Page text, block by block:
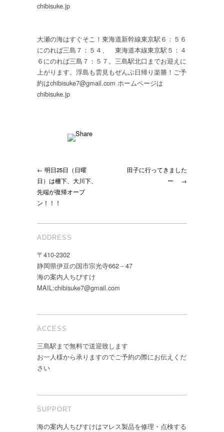
chibisuke.jp
大瀬の海はすぐそこ！東海道新幹線東京駅６：５６
にのれば三島７：５４、 東海道本線東京駅５：４
６にのれば三島７：５７。三島駅北口までお迎えに
上がります。浮島も雲見もぜんぶ日帰り楽勝！ご予
約はchibisuke7@gmail.com ホームページは
chibisuke.jp
← 明日25日（日曜
日）は柵下、大川下、
先端が復帰オープ
ン！！！
田子に行ってきました
ー →
ADDRESS
〒410-2302
静岡県伊豆の国市宗光寺662－47
海の案内人ちびすけ
MAIL:chibisuke7@gmail.com
ACCESS
三島駅まで無料で送迎致します
お一人様から承りますのでご予約の際にお伝えくだ
さい
SUPPORT
海の案内人ちびすけはマレス製品を修理・点検する